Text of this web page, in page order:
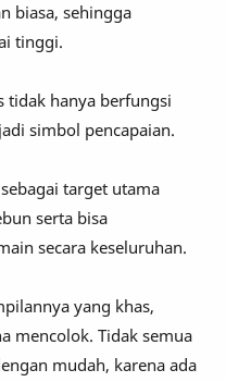
biasa, sehingga
tinggi.
tidak hanya berfungsi
simbol pencapaian.
target utama
serta bisa
secara keseluruhan.
yang khas,
mencolok. Tidak semua
mudah, karena ada